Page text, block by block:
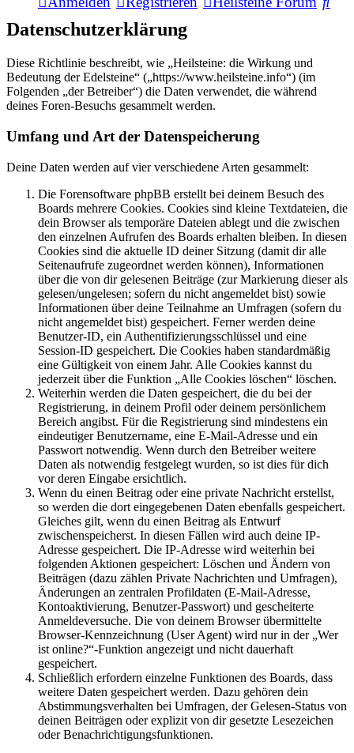
Datenschutzerklärung
Diese Richtlinie beschreibt, wie „Heilsteine: die Wirkung und
Bedeutung der Edelsteine“ („https://www.heilsteine.info“) (im
Folgenden „der Betreiber“) die Daten verwendet, die während
deines Foren-Besuchs gesammelt werden.
Umfang und Art der Datenspeicherung
Deine Daten werden auf vier verschiedene Arten gesammelt:
Die Forensoftware phpBB erstellt bei deinem Besuch des
Boards mehrere Cookies. Cookies sind kleine Textdateien, die
dein Browser als temporäre Dateien ablegt und die zwischen
den einzelnen Aufrufen des Boards erhalten bleiben. In diesen
Cookies sind die aktuelle ID deiner Sitzung (damit dir alle
Seitenaufrufe zugeordnet werden können), Informationen
über die von dir gelesenen Beiträge (zur Markierung dieser als
gelesen/ungelesen; sofern du nicht angemeldet bist) sowie
Informationen über deine Teilnahme an Umfragen (sofern du
nicht angemeldet bist) gespeichert. Ferner werden deine
Benutzer-ID, ein Authentifizierungsschlüssel und eine
Session-ID gespeichert. Die Cookies haben standardmäßig
eine Gültigkeit von einem Jahr. Alle Cookies kannst du
jederzeit über die Funktion „Alle Cookies löschen“ löschen.
Weiterhin werden die Daten gespeichert, die du bei der
Registrierung, in deinem Profil oder deinem persönlichem
Bereich angibst. Für die Registrierung sind mindestens ein
eindeutiger Benutzername, eine E-Mail-Adresse und ein
Passwort notwendig. Wenn durch den Betreiber weitere
Daten als notwendig festgelegt wurden, so ist dies für dich
vor deren Eingabe ersichtlich.
Wenn du einen Beitrag oder eine private Nachricht erstellst,
so werden die dort eingegebenen Daten ebenfalls gespeichert.
Gleiches gilt, wenn du einen Beitrag als Entwurf
zwischenspeicherst. In diesen Fällen wird auch deine IP-
Adresse gespeichert. Die IP-Adresse wird weiterhin bei
folgenden Aktionen gespeichert: Löschen und Ändern von
Beiträgen (dazu zählen Private Nachrichten und Umfragen),
Änderungen an zentralen Profildaten (E-Mail-Adresse,
Kontoaktivierung, Benutzer-Passwort) und gescheiterte
Anmeldeversuche. Die von deinem Browser übermittelte
Browser-Kennzeichnung (User Agent) wird nur in der „Wer
ist online?“-Funktion angezeigt und nicht dauerhaft
gespeichert.
Schließlich erfordern einzelne Funktionen des Boards, dass
weitere Daten gespeichert werden. Dazu gehören dein
Abstimmungsverhalten bei Umfragen, der Gelesen-Status von
deinen Beiträgen oder explizit von dir gesetzte Lesezeichen
oder Benachrichtigungsfunktionen.